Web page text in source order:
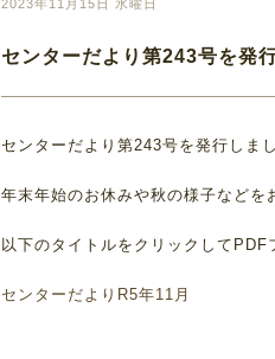
2023年11月15日 水曜日
センターだより第243号を発
センターだより第243号を発行しまし
年末年始のお休みや秋の様子などを
以下のタイトルをクリックしてPDF
センターだよりR5年11月